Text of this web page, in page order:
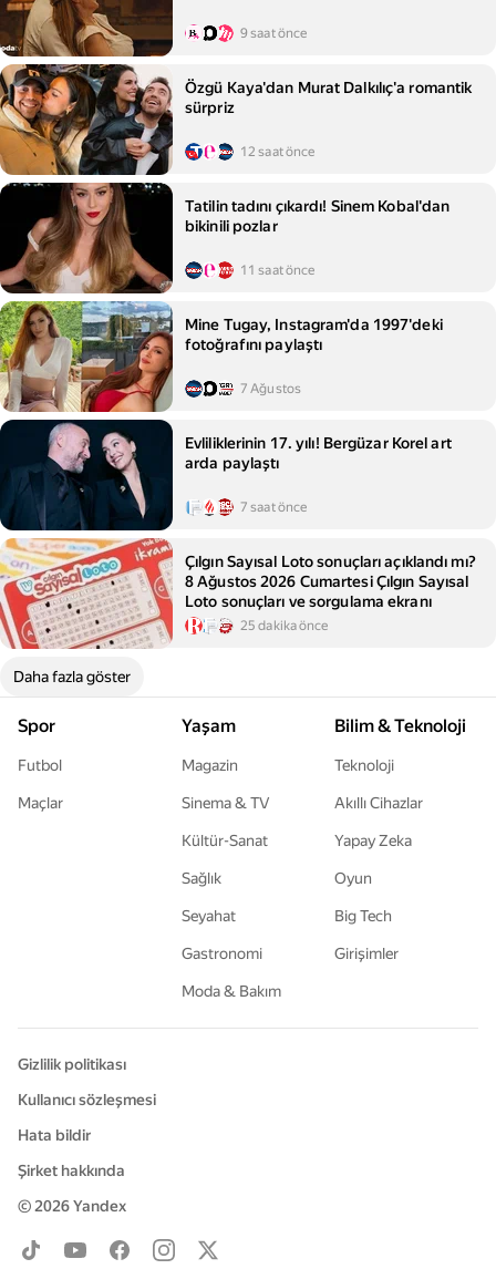
9 saat önce
Özgü Kaya'dan Murat Dalkılıç'a romantik
sürpriz
12 saat önce
Tatilin tadını çıkardı! Sinem Kobal'dan
bikinili pozlar
11 saat önce
Mine Tugay, Instagram'da 1997'deki
fotoğrafını paylaştı
7 Ağustos
Evliliklerinin 17. yılı! Bergüzar Korel art
arda paylaştı
7 saat önce
Çılgın Sayısal Loto sonuçları açıklandı mı?
8 Ağustos 2026 Cumartesi Çılgın Sayısal
Loto sonuçları ve sorgulama ekranı
25 dakika önce
Daha fazla göster
Spor
Futbol
Maçlar
Yaşam
Magazin
Sinema & TV
Kültür-Sanat
Sağlık
Seyahat
Gastronomi
Moda & Bakım
Bilim & Teknoloji
Teknoloji
Akıllı Cihazlar
Yapay Zeka
Oyun
Big Tech
Girişimler
© 2026Yandex
Gizlilik politikası
Kullanıcı sözleşmesi
Hata bildir
Şirket hakkında